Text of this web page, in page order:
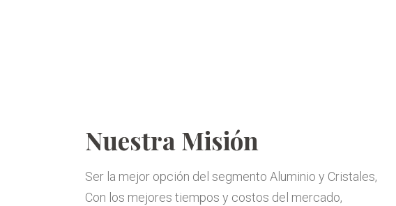
Nuestra Misión
Ser la mejor opción del segmento Aluminio y Cristales,
Con los mejores tiempos y costos del mercado,